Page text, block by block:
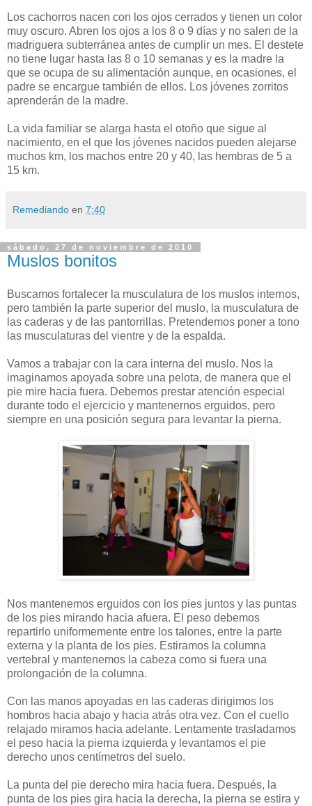
Los cachorros nacen con los ojos cerrados y tienen un color
muy oscuro. Abren los ojos a los 8 o 9 días y no salen de la
madriguera subterránea antes de cumplir un mes. El destete
no tiene lugar hasta las 8 o 10 semanas y es la madre la
que se ocupa de su alimentación aunque, en ocasiones, el
padre se encargue también de ellos. Los jóvenes zorritos
aprenderán de la madre.
La vida familiar se alarga hasta el otoño que sigue al
nacimiento, en el que los jóvenes nacidos pueden alejarse
muchos km, los machos entre 20 y 40, las hembras de 5 a
15 km.
Remediando en 7:40
sábado, 27 de noviembre de 2010
Muslos bonitos
Buscamos fortalecer la musculatura de los muslos internos,
pero también la parte superior del muslo, la musculatura de
las caderas y de las pantorrillas. Pretendemos poner a tono
las musculaturas del vientre y de la espalda.
Vamos a trabajar con la cara interna del muslo. Nos la
imaginamos apoyada sobre una pelota, de manera que el
pie mire hacia fuera. Debemos prestar atención especial
durante todo el ejercicio y mantenernos erguidos, pero
siempre en una posición segura para levantar la pierna.
Nos mantenemos erguidos con los pies juntos y las puntas
de los pies mirando hacia afuera. El peso debemos
repartirlo uniformemente entre los talones, entre la parte
externa y la planta de los pies. Estiramos la columna
vertebral y mantenemos la cabeza como si fuera una
prolongación de la columna.
Con las manos apoyadas en las caderas dirigimos los
hombros hacia abajo y hacia atrás otra vez. Con el cuello
relajado miramos hacia adelante. Lentamente trasladamos
el peso hacia la pierna izquierda y levantamos el pie
derecho unos centímetros del suelo.
La punta del pie derecho mira hacia fuera. Después, la
punta de los pies gira hacia la derecha, la pierna se estira y